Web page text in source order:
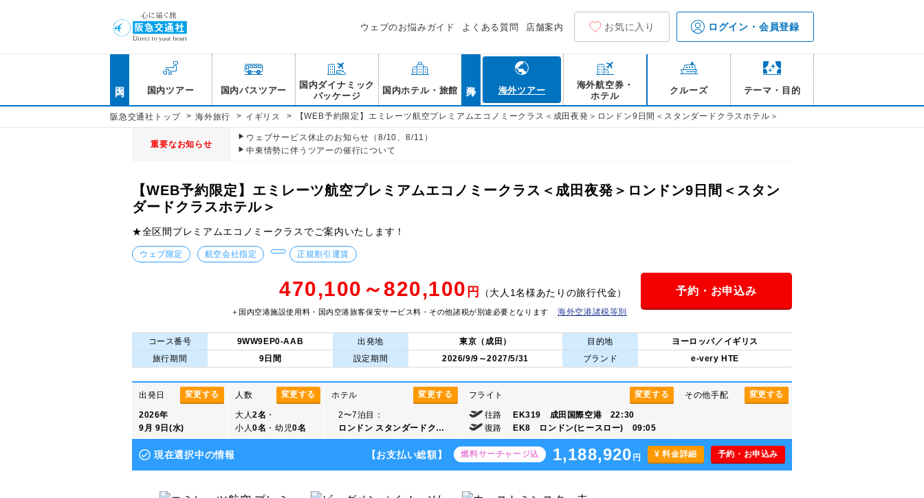
ウェブのお悩みガイド よくある質問 店舗案内 お気に入り ログイン・会員登録
国内ツアー 国内バスツアー
国内ダイナミック
パッケージ
国内ホテル・旅館 海外ツアー
海外航空券・
ホテル
クルーズ テーマ・目的
阪急交通社トップ > 海外旅行 > イギリス > 【WEB予約限定】エミレーツ航空プレミアムエコノミークラス＜成田夜発＞ロンドン9日間＜スタンダードクラスホテル＞
重要なお知らせ
ウェブサービス休止のお知らせ（8/10、8/11）
中東情勢に伴うツアーの催行について
【WEB予約限定】エミレーツ航空プレミアムエコノミークラス＜成田夜発＞ロンドン9日間＜スタン
ダードクラスホテル＞
★全区間プレミアムエコノミークラスでご案内いたします！
ウェブ限定 航空会社指定 正規割引運賃
470,100～820,100 円 （大人1名様あたりの旅行代金）
＋国内空港施設使用料・国内空港旅客保安サービス料・その他諸税が別途必要となります 海外空港諸税等別
予約・お申込み
コース番号 9WW9EP0-AAB 出発地 東京（成田） 目的地
ヨーロッパ／イギリス
旅行期間
9日間 設定期間 2026/9/9～2027/5/31 ブランド e-very HTE
変更する
出発日
2026年
9月 9日(水)
変更する
人数
大人2名 ・
小人0名 ・幼児0名
変更する
ホテル
2〜7泊目：
ロンドン スタンダードク…
変更する
フライト
往路
EK319 成田国際空港 22:30
復路
EK8 ロンドン(ヒースロー) 09:05
変更する
その他手配
現在選択中の情報 【お支払い総額】 燃料サーチャージ込 1,188,920 円 ¥ 料金詳細 予約・お申込み